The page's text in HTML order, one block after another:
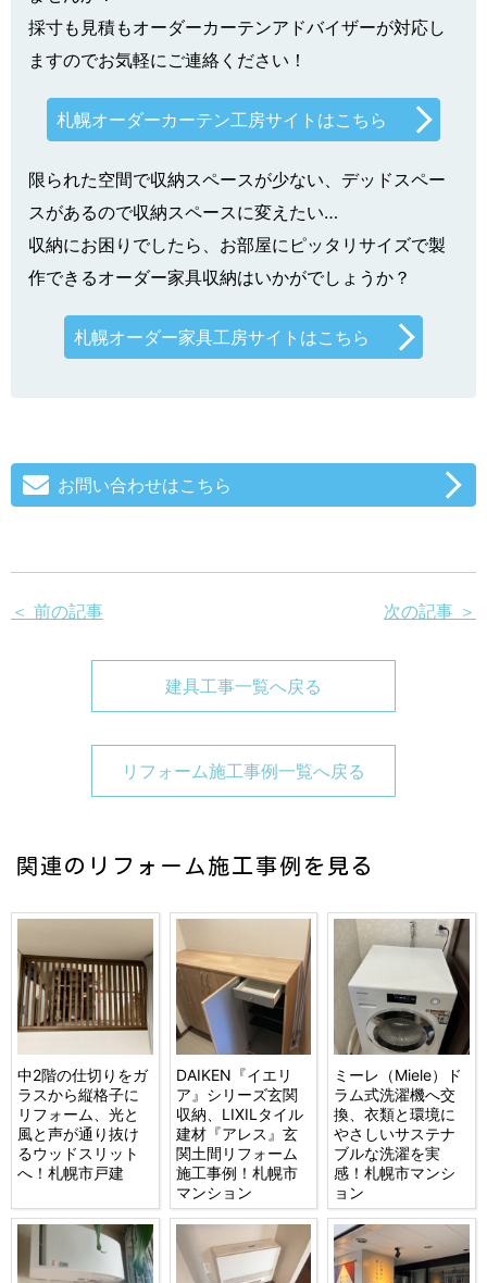
採寸も見積もオーダーカーテンアドバイザーが対応し
ますのでお気軽にご連絡ください！
札幌オーダーカーテン工房サイトはこちら
限られた空間で収納スペースが少ない、デッドスペー
スがあるので収納スペースに変えたい…
収納にお困りでしたら、お部屋にピッタリサイズで製
作できるオーダー家具収納はいかがでしょうか？
札幌オーダー家具工房サイトはこちら
お問い合わせはこちら
＜ 前の記事 次の記事 ＞
建具工事一覧へ戻る
リフォーム施工事例一覧へ戻る
関連のリフォーム施工事例を見る
中2階の仕切りをガ
ラスから縦格子に
リフォーム、光と
風と声が通り抜け
るウッドスリット
へ！札幌市戸建
DAIKEN『イエリ
ア』シリーズ玄関
収納、LIXILタイル
建材『アレス』玄
関土間リフォーム
施工事例！札幌市
マンション
ミーレ（Miele）ド
ラム式洗濯機へ交
換、衣類と環境に
やさしいサステナ
ブルな洗濯を実
感！札幌市マンシ
ョン